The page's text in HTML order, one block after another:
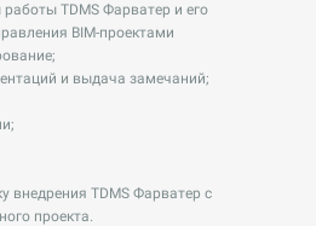
TDMS Фарватер и его
BIM-проектами
и выдача замечаний;
внедрения TDMS Фарватер с
проекта.